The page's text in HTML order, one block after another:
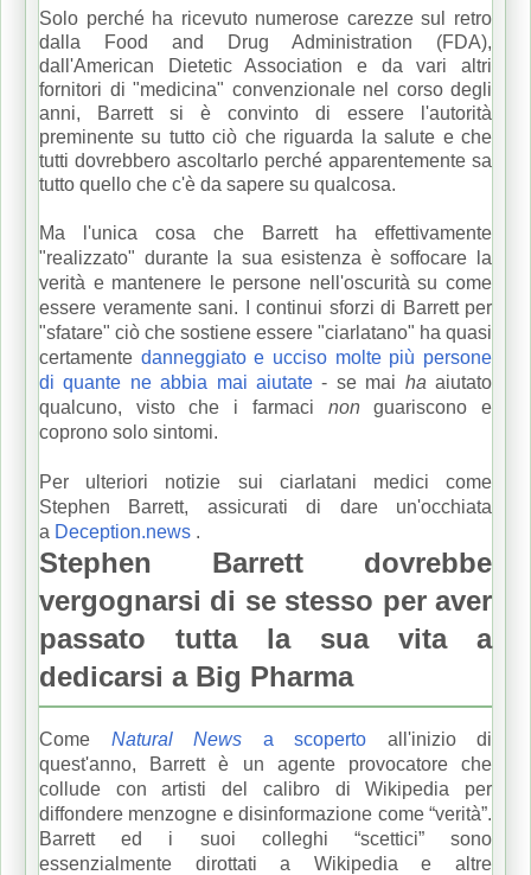
Solo perché ha ricevuto numerose carezze sul retro
dalla Food and Drug Administration (FDA),
dall'American Dietetic Association e da vari altri
fornitori di "medicina" convenzionale nel corso degli
anni, Barrett si è convinto di essere l'autorità
preminente su tutto ciò che riguarda la salute e che
tutti dovrebbero ascoltarlo perché apparentemente sa
tutto quello che c'è da sapere su qualcosa.
Ma l'unica cosa che Barrett ha effettivamente
"realizzato" durante la sua esistenza è soffocare la
verità e mantenere le persone nell'oscurità su come
essere veramente sani.
I continui sforzi di Barrett per
"sfatare" ciò che sostiene essere "ciarlatano" ha quasi
certamente danneggiato e ucciso molte più persone
di quante ne abbia mai aiutate - se mai ha aiutato
qualcuno, visto che i farmaci nonguariscono e
coprono solo sintomi.
Per ulteriori notizie sui ciarlatani medici come
Stephen Barrett, assicurati di dare un'occhiata
a Deception.news .
Stephen Barrett dovrebbe
vergognarsi di se stesso per aver
passato tutta la sua vita a
dedicarsi a Big Pharma
Come Natural News a scoperto all'inizio di
quest'anno, Barrett è un agente provocatore che
collude con artisti del calibro di Wikipedia per
diffondere menzogne e disinformazione come “verità”.
Barrett ed i suoi colleghi “scettici” sono
essenzialmente dirottati a Wikipedia e altre